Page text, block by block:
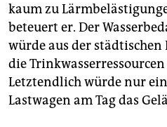
kaum zu
beteuert er. Der
würde aus der
die
Letztendlich würde nur
Lastwagen am Tag das